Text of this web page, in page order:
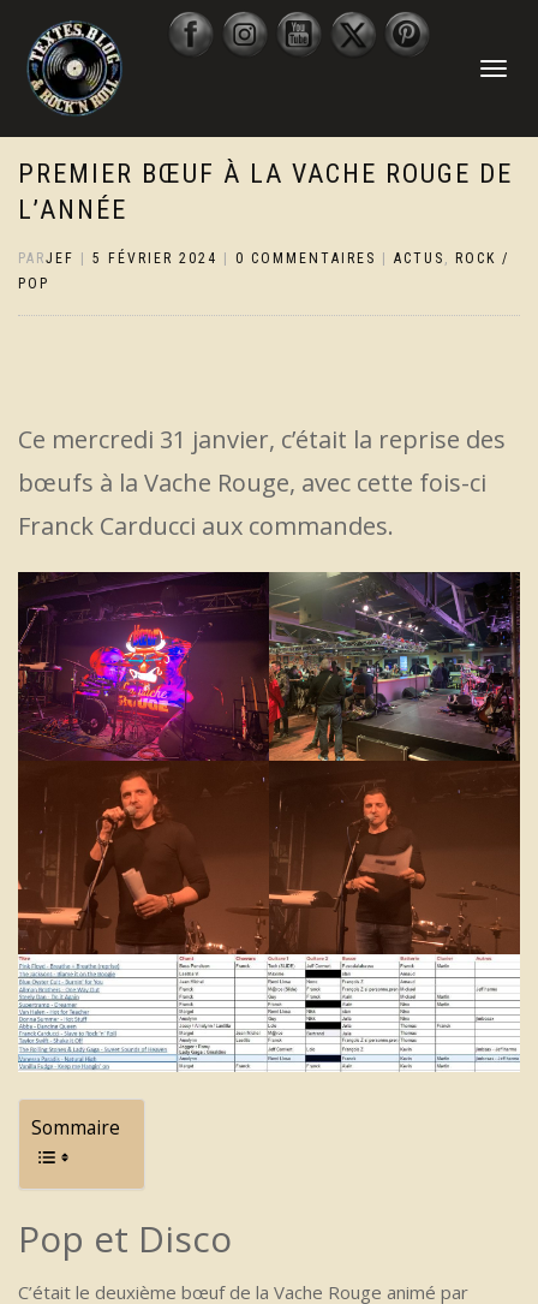
DÉPLIER
PREMIER BŒUF À LA VACHE ROUGE DE
L’ANNÉE
PARJEF 5 FÉVRIER 2024 0 COMMENTAIRES ACTUS ,
ROCK /
POP
Ce mercredi 31 janvier, c’était la reprise des
bœufs à la Vache Rouge, avec cette fois-ci
Franck Carducci aux commandes.
Sommaire
Pop et Disco
C’était le deuxième bœuf de la Vache Rouge animé par